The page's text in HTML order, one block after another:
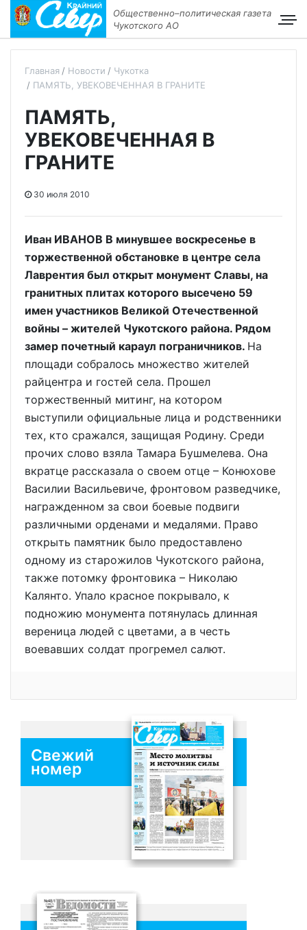
Общественно–политическая газета
Чукотского АО
Главная Новости
Чукотка
ПАМЯТЬ, УВЕКОВЕЧЕННАЯ В ГРАНИТЕ
ПАМЯТЬ,
УВЕКОВЕЧЕННАЯ В
ГРАНИТЕ
30 июля 2010
Иван ИВАНОВ В минувшее воскресенье в
торжественной обстановке в центре села
Лаврентия был открыт монумент Славы, на
гранитных плитах которого высечено 59
имен участников Великой Отечественной
войны – жителей Чукотского района. Рядом
замер почетный караул пограничников. На
площади собралось множество жителей
райцентра и гостей села. Прошел
торжественный митинг, на котором
выступили официальные лица и родственники
тех, кто сражался, защищая Родину. Среди
прочих слово взяла Тамара Бушмелева. Она
вкратце рассказала о своем отце – Конюхове
Василии Васильевиче, фронтовом разведчике,
награжденном за свои боевые подвиги
различными орденами и медалями. Право
открыть памятник было предоставлено
одному из старожилов Чукотского района,
также потомку фронтовика – Николаю
Калянто. Упало красное покрывало, к
подножию монумента потянулась длинная
вереница людей с цветами, а в честь
воевавших солдат прогремел салют.
Свежий
номер